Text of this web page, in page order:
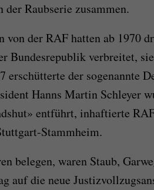
Raubserie zusammen.
der RAF hatten ab 1970
Bundesrepublik verbreitet,
erschütterte der sogenannte
Hanns Martin Schleyer
entführt, inhaftierte
Stammheim.
belegen, waren Staub,
auf die neue